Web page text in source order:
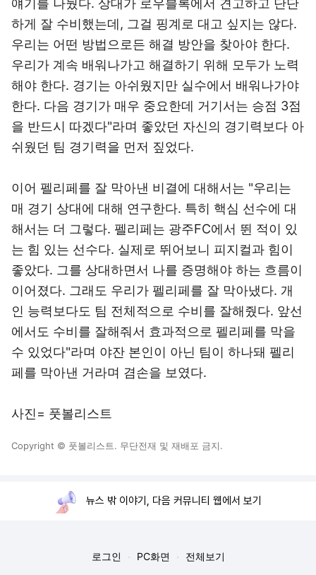
얘기를 나눴다. 상대가 로우블록에서 견고하고 단단
하게 잘 수비했는데, 그걸 핑계로 대고 싶지는 않다.
우리는 어떤 방법으로든 해결 방안을 찾아야 한다.
우리가 계속 배워나가고 해결하기 위해 모두가 노력
해야 한다. 경기는 아쉬웠지만 실수에서 배워나가야
한다. 다음 경기가 매우 중요한데 거기서는 승점 3점
을 반드시 따겠다"라며 좋았던 자신의 경기력보다 아
쉬웠던 팀 경기력을 먼저 짚었다.
이어 펠리페를 잘 막아낸 비결에 대해서는 "우리는
매 경기 상대에 대해 연구한다. 특히 핵심 선수에 대
해서는 더 그렇다. 펠리페는 광주FC에서 뛴 적이 있
는 힘 있는 선수다. 실제로 뛰어보니 피지컬과 힘이
좋았다. 그를 상대하면서 나를 증명해야 하는 흐름이
이어졌다. 그래도 우리가 펠리페를 잘 막아냈다. 개
인 능력보다도 팀 전체적으로 수비를 잘해줬다. 앞선
에서도 수비를 잘해줘서 효과적으로 펠리페를 막을
수 있었다"라며 야잔 본인이 아닌 팀이 하나돼 펠리
페를 막아낸 거라며 겸손을 보였다.
사진= 풋볼리스트
Copyright © 풋볼리스트. 무단전재 및 재배포 금지.
뉴스 밖 이야기, 다음 커뮤니티 웹에서 보기
로그인 PC화면 전체보기